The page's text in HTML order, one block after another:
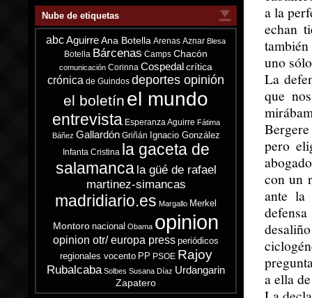
Nube de etiquetas
abcAguirre Ana Botella Arenas Aznar Blesa
Botella Bárcenas Camps Chacón
comunicación Corinna Cospedal crítica
crónica de Guindos deportes opinión
el boletín el mundo
entrevista Esperanza Aguirre Fátima
Báñez Gallardón Griñán Ignacio González
Infanta Cristina la gaceta de
salamanca la güé de rafael
martinez-simancas
madridiario.es Margallo Merkel
Montoro nacional Obama opinion
opinion otr/ europa press periódicos
regionales vocento PP PSOE Rajoy
Rubalcaba Solbes Susana Díaz Urdangarin
Zapatero
a la
echan
uno
La
que
pero
con un
ante la
a ella